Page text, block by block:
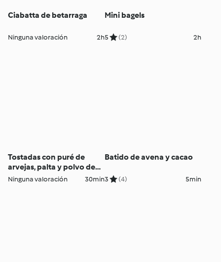
Ciabatta de betarraga
Ninguna valoración 2h
Mini bagels
5 (2) 2h
Tostadas con puré de
arvejas, palta y polvo de
tocino
Ninguna valoración 30min
Batido de avena y cacao
3 (4) 5min